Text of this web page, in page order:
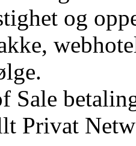
og
Sale
Privat